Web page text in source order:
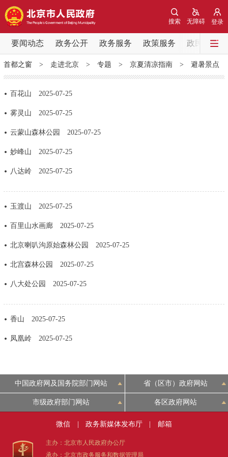
登录
无障碍
搜索
要闻动态 政务公开 政务服务 政策服务 政民互动
要闻动态
党中央精神 国务院信息 中央部委动态
北京要闻
各区热点
政务公开
政策兑现
决策公开 专题公开
政务服务
便民服务
政民互动
12345网上接诉即办 我要咨询 我要建议
首都之窗> 走进北京> 专题 > 京夏清凉指南> 避暑景点
百花山 2025-07-25
雾灵山 2025-07-25
云蒙山森林公园 2025-07-25
妙峰山 2025-07-25
八达岭 2025-07-25
玉渡山 2025-07-25
百里山水画廊 2025-07-25
北京喇叭沟原始森林公园 2025-07-25
北宫森林公园 2025-07-25
八大处公园 2025-07-25
香山 2025-07-25
凤凰岭 2025-07-25
中国政府网及国务院部门网站 省（区市）政府网站
市级政府部门网站 各区政府网站
微信 政务新媒体发布厅 邮箱
主办：北京市人民政府办公厅
承办：北京市政务服务和数据管理局